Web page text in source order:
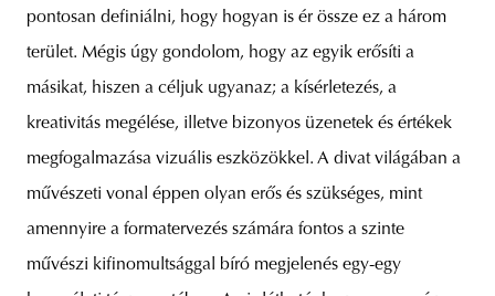
pontosan definiálni, hogy hogyan is ér össze ez a három
terület. Mégis úgy gondolom, hogy az egyik erősíti a
másikat, hiszen a céljuk ugyanaz; a kísérletezés, a
kreativitás megélése, illetve bizonyos üzenetek és értékek
megfogalmazása vizuális eszközökkel. A divat világában a
művészeti vonal éppen olyan erős és szükséges, mint
amennyire a formatervezés számára fontos a szinte
művészi kifinomultsággal bíró megjelenés egy-egy